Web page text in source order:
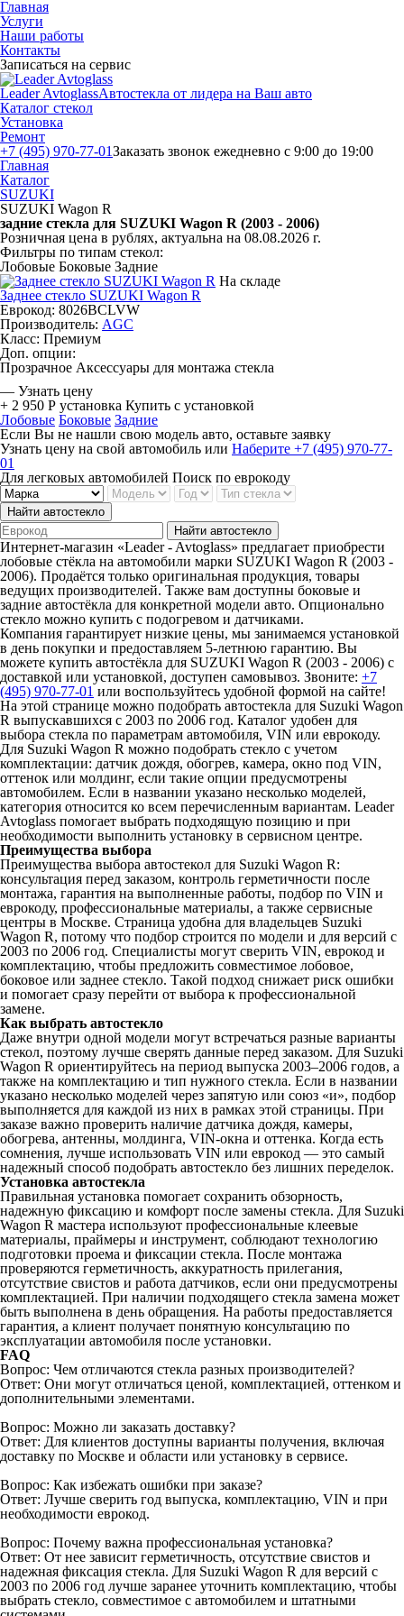
Главная
Услуги
Наши работы
Контакты
Записаться на сервис
Leader AvtoglassАвтостекла от лидера на Ваш авто
Каталог стекол
Установка
Ремонт
+7 (495) 970-77-01Заказать звонок ежедневно с 9:00 до 19:00
Главная
Каталог
SUZUKI
SUZUKI Wagon R
задние стекла для SUZUKI Wagon R (2003 - 2006)
Розничная цена в рублях, актуальна на 08.08.2026 г.
Фильтры по типам стекол:
Лобовые Боковые Задние
На складе
Заднее стекло SUZUKI Wagon R
Еврокод: 8026BCLVW
Производитель: AGC
Класс: Премиум
Доп. опции:
Прозрачное Аксессуары для монтажа стекла
— Узнать цену
+ 2 950 Р установка Купить с установкой
Лобовые Боковые Задние
Если Вы не нашли свою модель авто, оставьте заявку
Узнать цену на свой автомобиль или Наберите +7 (495) 970-77-
01
Для легковых автомобилей Поиск по еврокоду
Найти автостекло
Найти автостекло
Интернет-магазин «Leader - Avtoglass» предлагает приобрести
лобовые стёкла на автомобили марки SUZUKI Wagon R (2003 -
2006). Продаётся только оригинальная продукция, товары
ведущих производителей. Также вам доступны боковые и
задние автостёкла для конкретной модели авто. Опционально
стекло можно купить с подогревом и датчиками.
Компания гарантирует низкие цены, мы занимаемся установкой
в день покупки и предоставляем 5-летнюю гарантию. Вы
можете купить автостёкла для SUZUKI Wagon R (2003 - 2006) с
доставкой или установкой, доступен самовывоз. Звоните: +7
(495) 970-77-01 или воспользуйтесь удобной формой на сайте!
На этой странице можно подобрать автостекла для Suzuki Wagon
R выпускавшихся с 2003 по 2006 год. Каталог удобен для
выбора стекла по параметрам автомобиля, VIN или еврокоду.
Для Suzuki Wagon R можно подобрать стекло с учетом
комплектации: датчик дождя, обогрев, камера, окно под VIN,
оттенок или молдинг, если такие опции предусмотрены
автомобилем. Если в названии указано несколько моделей,
категория относится ко всем перечисленным вариантам. Leader
Avtoglass помогает выбрать подходящую позицию и при
необходимости выполнить установку в сервисном центре.
Преимущества выбора
Преимущества выбора автостекол для Suzuki Wagon R:
консультация перед заказом, контроль герметичности после
монтажа, гарантия на выполненные работы, подбор по VIN и
еврокоду, профессиональные материалы, а также сервисные
центры в Москве. Страница удобна для владельцев Suzuki
Wagon R, потому что подбор строится по модели и для версий с
2003 по 2006 год. Специалисты могут сверить VIN, еврокод и
комплектацию, чтобы предложить совместимое лобовое,
боковое или заднее стекло. Такой подход снижает риск ошибки
и помогает сразу перейти от выбора к профессиональной
замене.
Как выбрать автостекло
Даже внутри одной модели могут встречаться разные варианты
стекол, поэтому лучше сверять данные перед заказом. Для Suzuki
Wagon R ориентируйтесь на период выпуска 2003–2006 годов, а
также на комплектацию и тип нужного стекла. Если в названии
указано несколько моделей через запятую или союз «и», подбор
выполняется для каждой из них в рамках этой страницы. При
заказе важно проверить наличие датчика дождя, камеры,
обогрева, антенны, молдинга, VIN-окна и оттенка. Когда есть
сомнения, лучше использовать VIN или еврокод — это самый
надежный способ подобрать автостекло без лишних переделок.
Установка автостекла
Правильная установка помогает сохранить обзорность,
надежную фиксацию и комфорт после замены стекла. Для Suzuki
Wagon R мастера используют профессиональные клеевые
материалы, праймеры и инструмент, соблюдают технологию
подготовки проема и фиксации стекла. После монтажа
проверяются герметичность, аккуратность прилегания,
отсутствие свистов и работа датчиков, если они предусмотрены
комплектацией. При наличии подходящего стекла замена может
быть выполнена в день обращения. На работы предоставляется
гарантия, а клиент получает понятную консультацию по
эксплуатации автомобиля после установки.
FAQ
Вопрос: Чем отличаются стекла разных производителей?
Ответ: Они могут отличаться ценой, комплектацией, оттенком и
дополнительными элементами.
Вопрос: Можно ли заказать доставку?
Ответ: Для клиентов доступны варианты получения, включая
доставку по Москве и области или установку в сервисе.
Вопрос: Как избежать ошибки при заказе?
Ответ: Лучше сверить год выпуска, комплектацию, VIN и при
необходимости еврокод.
Вопрос: Почему важна профессиональная установка?
Ответ: От нее зависит герметичность, отсутствие свистов и
надежная фиксация стекла. Для Suzuki Wagon R для версий с
2003 по 2006 год лучше заранее уточнить комплектацию, чтобы
выбрать стекло, совместимое с автомобилем и штатными